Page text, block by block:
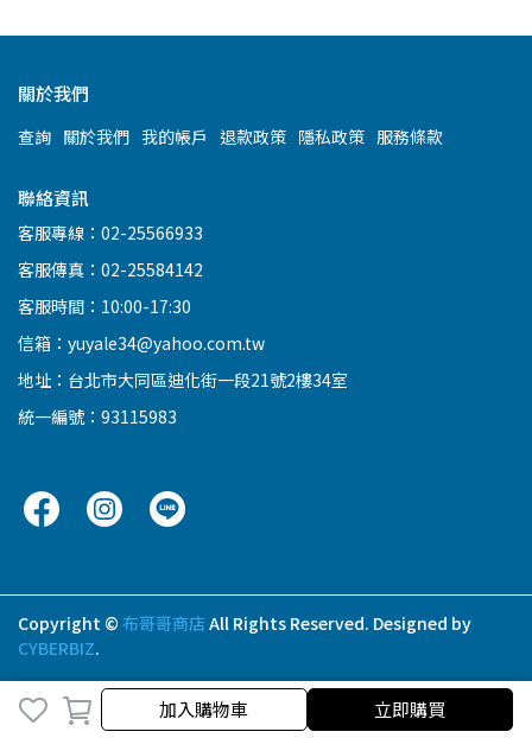
取消 完成
加入購物車 立即購買
關於我們
查詢 關於我們 我的帳戶 退款政策 隱私政策 服務條款
聯絡資訊
客服專線：02-25566933
客服傳真：02-25584142
客服時間：10:00-17:30
信箱：yuyale34@yahoo.com.tw
地址：台北市大同區迪化街一段21號2樓34室
統一編號：93115983
Copyright © 布哥哥商店All Rights Reserved. Designed by
CYBERBIZ.